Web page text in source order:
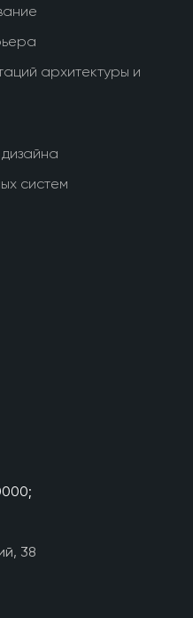
архитектуры и
систем
38